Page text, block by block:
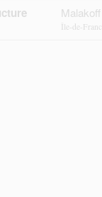
Malakoff
Île-de-